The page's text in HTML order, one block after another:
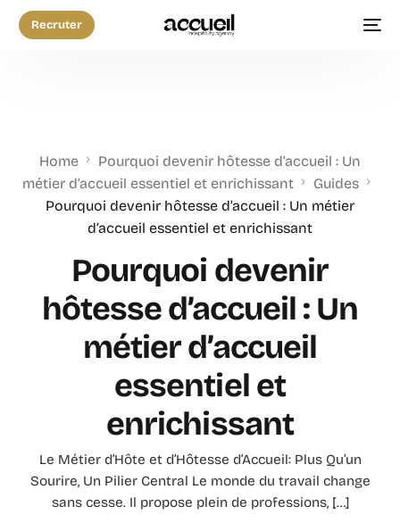
Recruter
Home
Pourquoi devenir hôtesse d’accueil : Un
métier d’accueil essentiel et enrichissant
Guides
Pourquoi devenir hôtesse d’accueil : Un métier
d’accueil essentiel et enrichissant
Pourquoi devenir
hôtesse d’accueil : Un
métier d’accueil
essentiel et
enrichissant
Le Métier d’Hôte et d’Hôtesse d’Accueil: Plus Qu’un
Sourire, Un Pilier Central Le monde du travail change
sans cesse. Il propose plein de professions, […]